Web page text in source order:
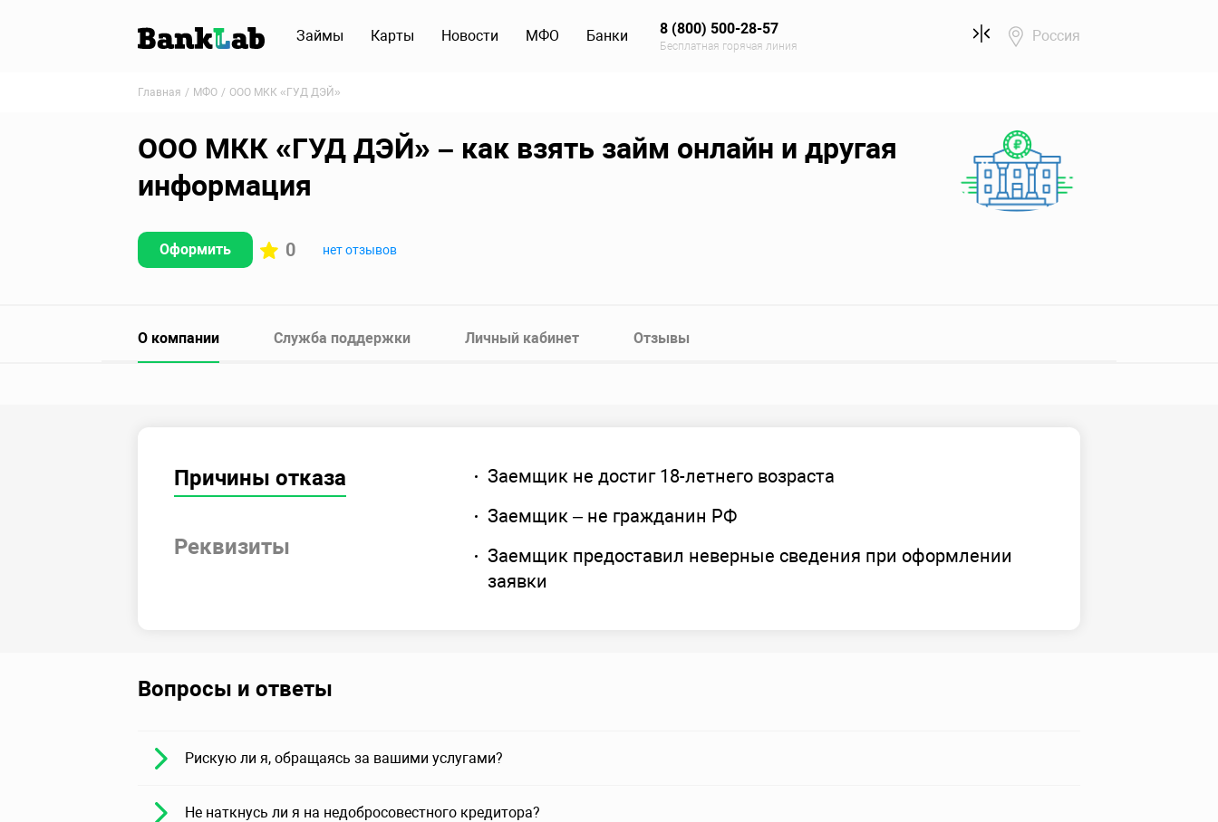
Займы Карты Новости МФО Банки 8 (800) 500-28-57
Бесплатная горячая линия
Россия
Главная МФО ООО МКК «ГУД ДЭЙ»
ООО МКК «ГУД ДЭЙ» – как взять займ онлайн и другая
информация
Оформить 0 нет отзывов
О компании Служба поддержки Личный кабинет Отзывы
Причины отказа
Реквизиты
Заемщик не достиг 18-летнего возраста
Заемщик – не гражданин РФ
Заемщик предоставил неверные сведения при оформлении
заявки
Вопросы и ответы
Рискую ли я, обращаясь за вашими услугами?
Не наткнусь ли я на недобросовестного кредитора?